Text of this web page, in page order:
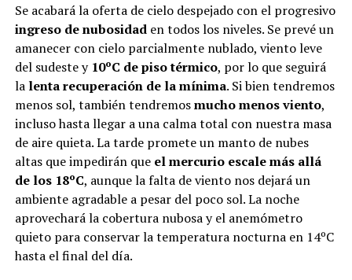
Se acabará la oferta de cielo despejado con el progresivo
ingreso de nubosidad en todos los niveles. Se prevé un
amanecer con cielo parcialmente nublado, viento leve
del sudeste y 10ºC de piso térmico, por lo que seguirá
la lenta recuperación de la mínima. Si bien tendremos
menos sol, también tendremosmucho menos viento,
incluso hasta llegar a una calma total con nuestra masa
de aire quieta. La tarde promete un manto de nubes
altas que impedirán que el mercurio escale más allá
de los 18ºC, aunque la falta de viento nos dejará un
ambiente agradable a pesar del poco sol. La noche
aprovechará la cobertura nubosa y el anemómetro
quieto para conservar la temperatura nocturna en 14ºC
hasta el final del día.